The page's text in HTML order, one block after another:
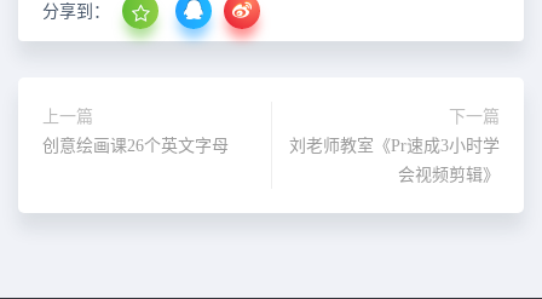
分享到：
上一篇
创意绘画课26个英文字母
下一篇
刘老师教室《Pr速成3小时学
会视频剪辑》